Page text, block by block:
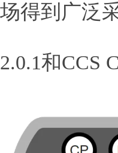
场得到广泛
2.0.1和CCS